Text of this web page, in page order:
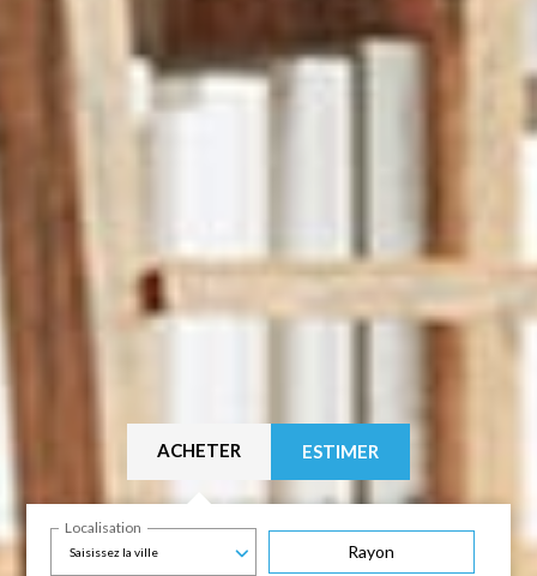
ACHETER ESTIMER
Saisissez la ville
Localisation
Rayon